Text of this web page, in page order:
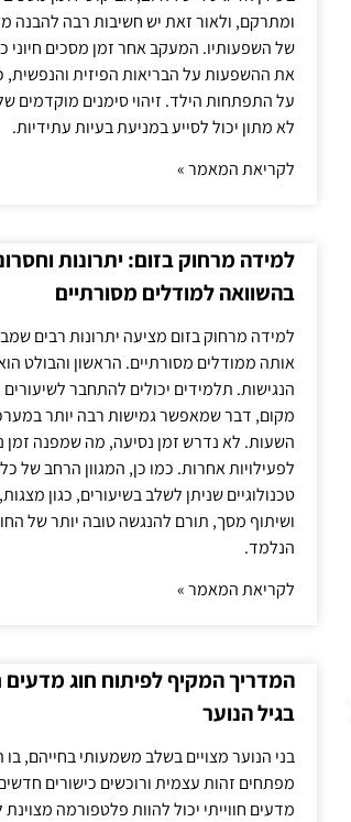
ומתרקם, ולאור זאת יש חשיבות רבה להבנה
של השפעותיו. המעקב אחר זמן מסכים חיוני
את ההשפעות על הבריאות הפיזית והנפשית,
על התפתחות הילד. זיהוי סימנים מוקדמים
לא מתון יכול לסייע במניעת בעיות עתידיות.
לקריאת המאמר »
למידה מרחוק בזום: יתרונות
בהשוואה למודלים מסורתיים
למידה מרחוק בזום מציעה יתרונות רבים
אותה ממודלים מסורתיים. הראשון והבולט
הנגישות. תלמידים יכולים להתחבר
מקום, דבר שמאפשר גמישות רבה יותר
השעות. לא נדרש זמן נסיעה, מה שמפנה זמן
לפעילויות אחרות. כמו כן, המגוון הרחב של
טכנולוגיים שניתן לשלב בשיעורים, כגון
ושיתוף מסך, תורם להנגשה טובה יותר של
הנלמד.
לקריאת המאמר »
המדריך המקיף לפיתוח חוג מדעים
בגיל הנוער
בני הנוער מצויים בשלב משמעותי בחייהם, בו
מפתחים זהות עצמית ורוכשים כישורים
מדעים חווייתי יכול להוות פלטפורמה